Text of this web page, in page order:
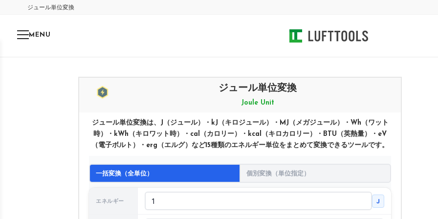
ジュール単位変換
MENU
ジュール単位変換
Joule Unit
ジュール単位変換は、J（ジュール）・kJ（キロジュール）・MJ（メガジュール）・Wh（ワット
時）・kWh（キロワット時）・cal（カロリー）・kcal（キロカロリー）・BTU（英熱量）・eV
（電子ボルト）・erg（エルグ）など15種類のエネルギー単位をまとめて変換できるツールです。
一括変換（全単位） 個別変換（単位指定）
エネルギー J